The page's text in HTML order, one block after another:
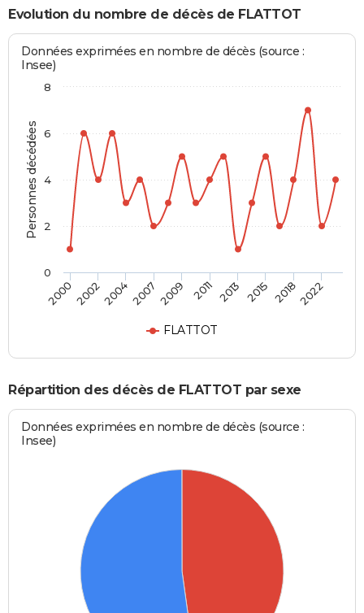
Evolution du nombre de décès de FLATTOT
Personnes décédées
Données exprimées en nombre de décès (source :
Insee)
FLATTOT
20002002200420072009 2011 2013 2015 20182022
0
2
4
6
8
Répartition des décès de FLATTOT par sexe
Données exprimées en nombre de décès (source :
Insee)